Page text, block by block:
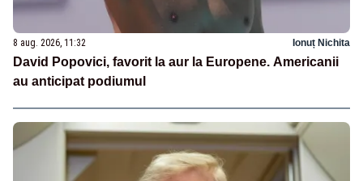
8 aug. 2026, 11:32 Ionuț Nichita
David Popovici, favorit la aur la Europene. Americanii
au anticipat podiumul